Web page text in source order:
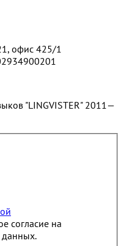
офис 425/1
"LINGVISTER" 2011—
согласие на
данных.